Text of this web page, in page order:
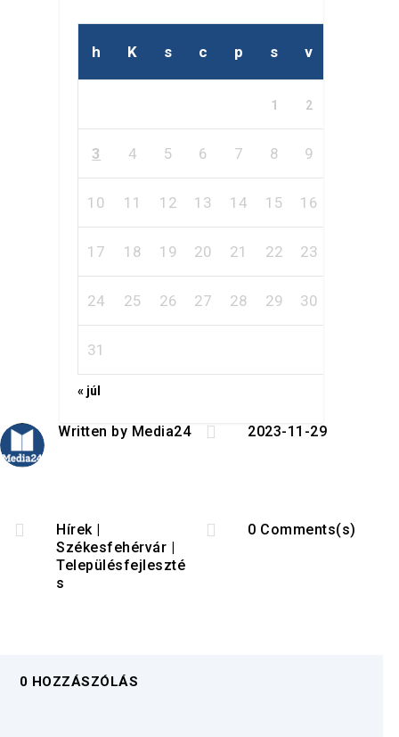
h K s c p s v
1 2
3 4 5 6 7 8 9
10 11 12 13 14 15 16
17 18 19 20 21 22 23
24 25 26 27 28 29 30
31
« júl
Written by Media24  2023-11-29
 Hírek|
Székesfehérvár |
Településfejleszté
s
 0 Comments(s)
0 HOZZÁSZÓLÁS